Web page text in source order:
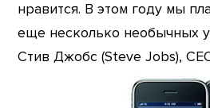
нравится. В этом году мы
еще несколько необычных
Стив Джобс (Steve Jobs),